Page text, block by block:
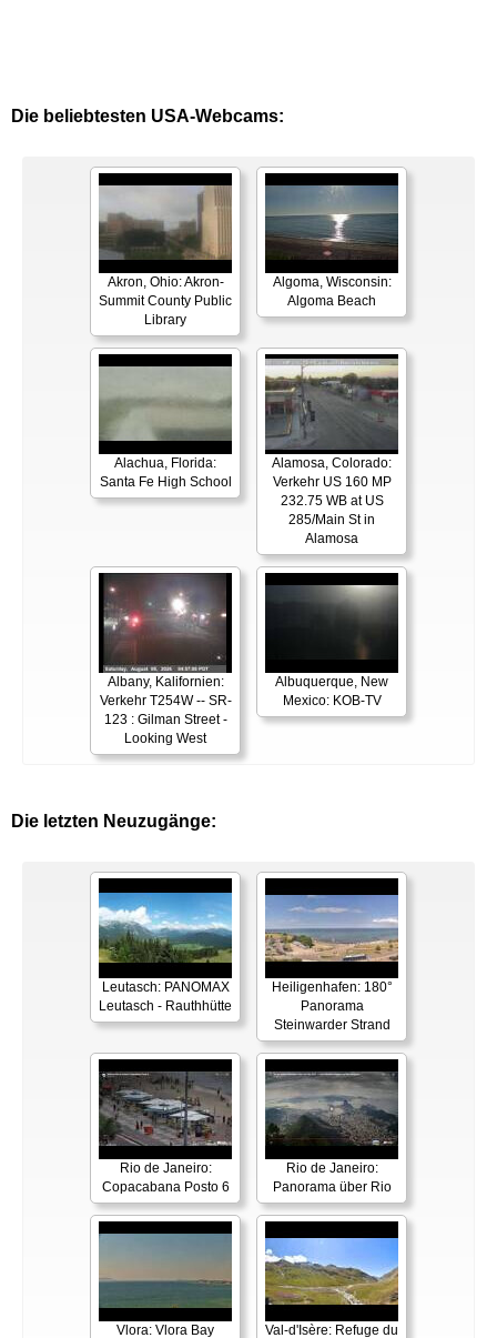
Die beliebtesten USA-Webcams:
Akron, Ohio: Akron-
Summit County Public
Library
Algoma, Wisconsin:
Algoma Beach
Alachua, Florida:
Santa Fe High School
Alamosa, Colorado:
Verkehr US 160 MP
232.75 WB at US
285/Main St in
Alamosa
Albany, Kalifornien:
Verkehr T254W -- SR-
123 : Gilman Street -
Looking West
Albuquerque, New
Mexico: KOB-TV
Die letzten Neuzugänge:
Leutasch: PANOMAX
Leutasch - Rauthhütte
Heiligenhafen: 180°
Panorama
Steinwarder Strand
Rio de Janeiro:
Copacabana Posto 6
Rio de Janeiro:
Panorama über Rio
Vlora: Vlora Bay Val-d'Isère: Refuge du